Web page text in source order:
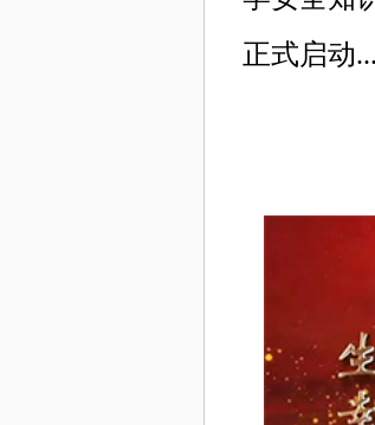
正式启动